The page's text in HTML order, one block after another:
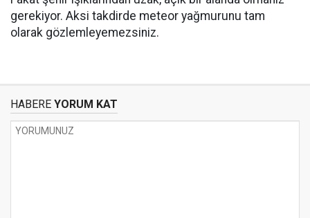
gerekiyor. Aksi takdirde meteor yağmurunu tam
olarak gözlemleyemezsiniz.
HABERE YORUM KAT